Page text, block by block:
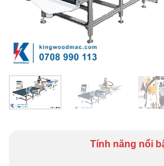
Tính năng nổi